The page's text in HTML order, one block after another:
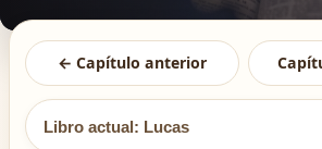
← Capítulo anterior
Libro actual: Lucas